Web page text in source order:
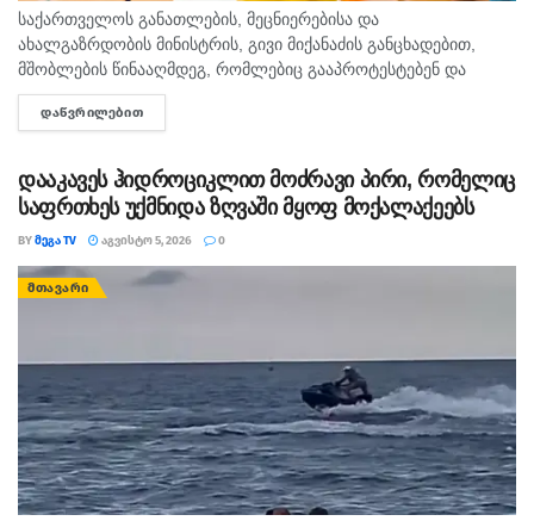
საქართველოს განათლების, მეცნიერებისა და
ახალგაზრდობის მინისტრის, გივი მიქანაძის განცხადებით,
მშობლების წინააღმდეგ, რომლებიც გააპროტესტებენ და
ბავშვებს სასკოლო ფორმას მაინც არ ჩააცმევენ, იქნება
განსაზღვრული, როგორც აღმზრდელობითი, ისე კონკრეტული
ᲓᲐᲬᲕᲠᲘᲚᲔᲑᲘᲗ
დააკავეს ჰიდროციკლით მოძრავი პირი, რომელიც
საფრთხეს უქმნიდა ზღვაში მყოფ მოქალაქეებს
BYᲛᲔᲒᲐ TV ᲐᲒᲕᲘᲡᲢᲝ 5, 2026 0
ᲛᲗᲐᲕᲐᲠᲘ